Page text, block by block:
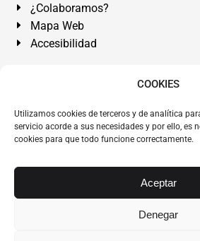
COOKIES
Utilizamos cookies de terceros y de analítica
servicio acorde a sus necesidades y por ello, es
cookies para que todo funcione correctamente.
Aceptar
Denegar
¿Colaboramos?
Mapa Web
Accesibilidad
Álvarez Abogados Tenerife:Calle
de Tenerife. Islas Canarias.
Somos Abogados especialistas del
Tenerife Sur .Mejores
Abogados colegiados y